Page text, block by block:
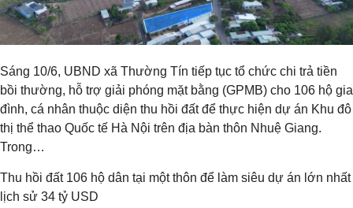
Sáng 10/6, UBND xã Thường Tín tiếp tục tổ chức chi trả tiền
bồi thường, hỗ trợ giải phóng mặt bằng (GPMB) cho 106 hộ gia
đình, cá nhân thuộc diện thu hồi đất để thực hiện dự án Khu đô
thị thể thao Quốc tế Hà Nội trên địa bàn thôn Nhuệ Giang.
Trong…
Thu hồi đất 106 hộ dân tại một thôn để làm siêu dự án lớn nhất
lịch sử 34 tỷ USD